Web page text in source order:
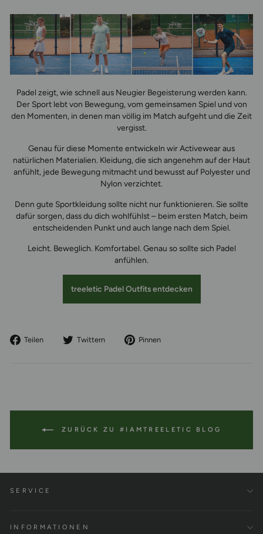
Padel zeigt, wie schnell aus Neugier Begeisterung werden kann.
Der Sport lebt von Bewegung, vom gemeinsamen Spiel und von
den Momenten, in denen man völlig im Match aufgeht und die Zeit
vergisst.
Genau für diese Momente entwickeln wir Activewear aus
natürlichen Materialien. Kleidung, die sich angenehm auf der Haut
anfühlt, jede Bewegung mitmacht und bewusst auf Polyester und
Nylon verzichtet.
Denn gute Sportkleidung sollte nicht nur funktionieren. Sie sollte
dafür sorgen, dass du dich wohlfühlst – beim ersten Match, beim
entscheidenden Punkt und auch lange nach dem Spiel.
Leicht. Beweglich. Komfortabel. Genau so sollte sich Padel
anfühlen.
treeletic Padel Outfits entdecken
Teilen
Auf
Twittern
Auf
Pinnen
ZURÜCK ZU #IAMTREELETIC BLOG
SERVICE
INFORMATIONEN